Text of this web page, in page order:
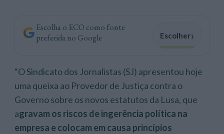
Escolha o ECO como fonte
preferida no Google
Escolher›
“O Sindicato dos Jornalistas (SJ) apresentou hoje
uma queixa ao Provedor de Justiça contra o
Governo sobre os novos estatutos da Lusa, que
agravam os riscos de ingerência política na
empresa e colocam em causa princípios